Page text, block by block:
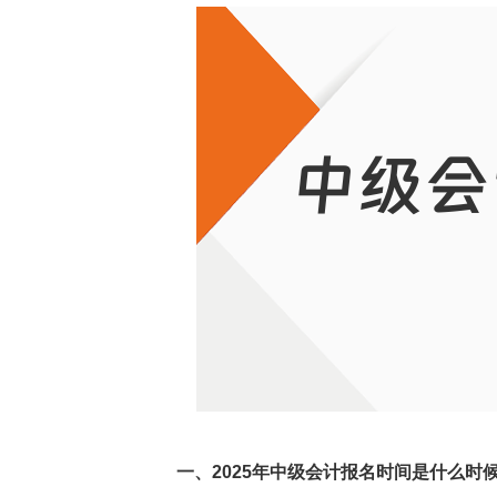
一、2025年中级会计报名时间是什么时